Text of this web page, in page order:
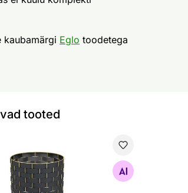
kaubamärgi Eglo toodetega
tooted
Marasales